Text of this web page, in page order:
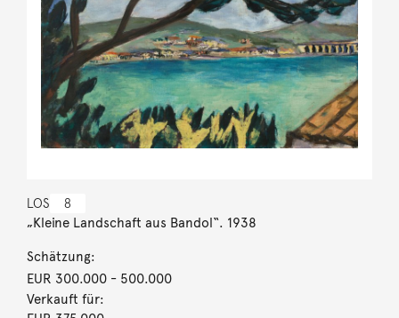
LOS 8
„Kleine Landschaft aus Bandol“. 1938
Schätzung:
EUR 300.000- 500.000
Verkauft für: